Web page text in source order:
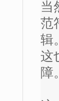
当
范
辑
这
障。